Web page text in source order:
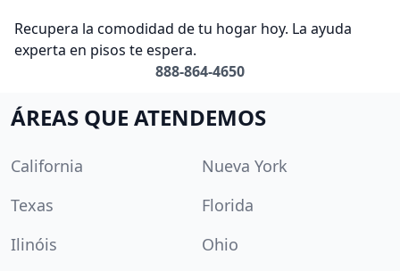
Recupera la comodidad de tu hogar hoy. La ayuda
experta en pisos te espera.
888-864-4650
ÁREAS QUE ATENDEMOS
California
Nueva York
Texas
Florida
Ilinóis
Ohio